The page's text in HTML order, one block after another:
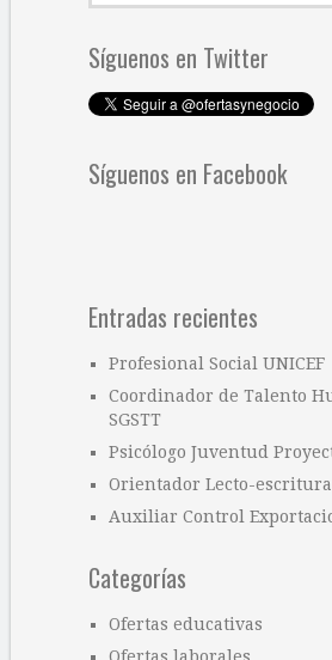
Síguenos en Twitter
Síguenos en Facebook
Entradas recientes
Profesional Social UNICEF
Coordinador de Talento
SGSTT
Psicólogo Juventud
Orientador Lecto-escritura
Auxiliar Control
Categorías
Ofertas educativas